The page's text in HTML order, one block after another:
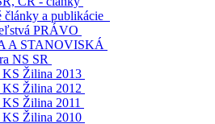
články a publikácie
PRÁVO
A STANOVISKÁ
NS SR
KS Žilina 2013
KS Žilina 2012
Žilina 2011
KS Žilina 2010